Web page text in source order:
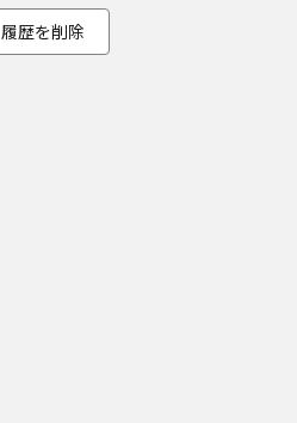
履歴を削除